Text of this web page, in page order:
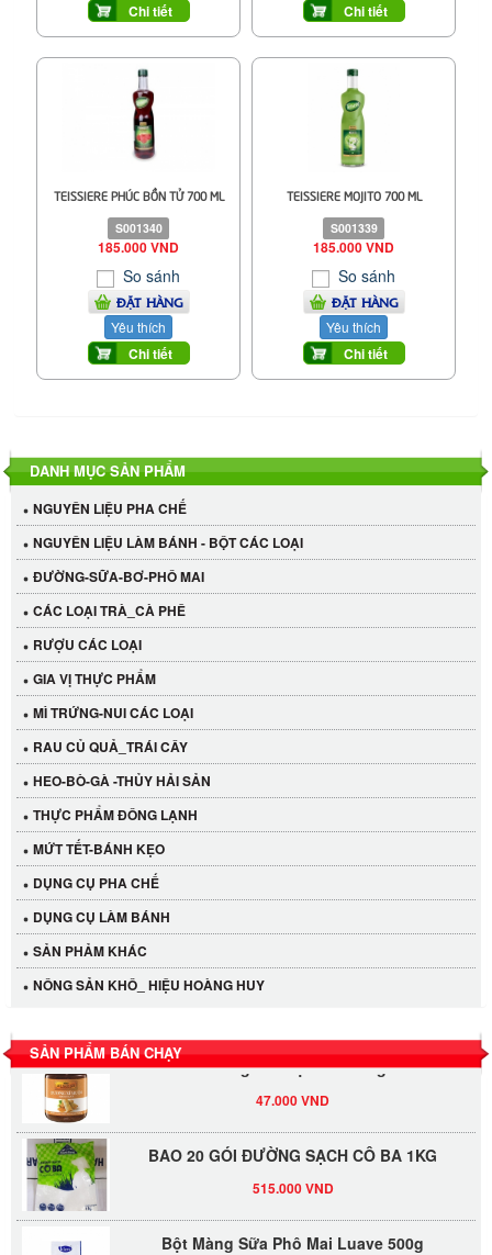
Chi tiết Chi tiết
TEISSIERE PHÚC BỒN TỬ 700 ML
S001340
185.000 VND
So sánh
ĐẶT HÀNG
Yêu thích
Chi tiết
TEISSIERE MOJITO 700 ML
S001339
185.000 VND
So sánh
ĐẶT HÀNG
Yêu thích
Chi tiết
DANH MỤC SẢN PHẨM
NGUYÊN LIỆU PHA CHẾ
NGUYÊN LIỆU LÀM BÁNH - BỘT CÁC LOẠI
ĐƯỜNG-SỮA-BƠ-PHÔ MAI
CÁC LOẠI TRÀ_CÀ PHÊ
RƯỢU CÁC LOẠI
GIA VỊ THỰC PHẨM
MÌ TRỨNG-NUI CÁC LOẠI
RAU CỦ QUẢ_TRÁI CÂY
HEO-BÒ-GÀ -THỦY HẢI SẢN
THỰC PHẨM ĐÔNG LẠNH
MỨT TẾT-BÁNH KẸO
DỤNG CỤ PHA CHẾ
DỤNG CỤ LÀM BÁNH
SẢN PHẢM KHÁC
NÔNG SẢN KHÔ_ HIỆU HOÀNG HUY
SẢN PHẨM BÁN CHẠY
LỐC 12 HỦ Tương xí muội LKK 260g
Tương xí muội LKK 260g
47.000 VND
BAO 20 GÓI ĐƯỜNG SẠCH CÔ BA 1KG
515.000 VND
Bột Màng Sữa Phô Mai Luave 500g